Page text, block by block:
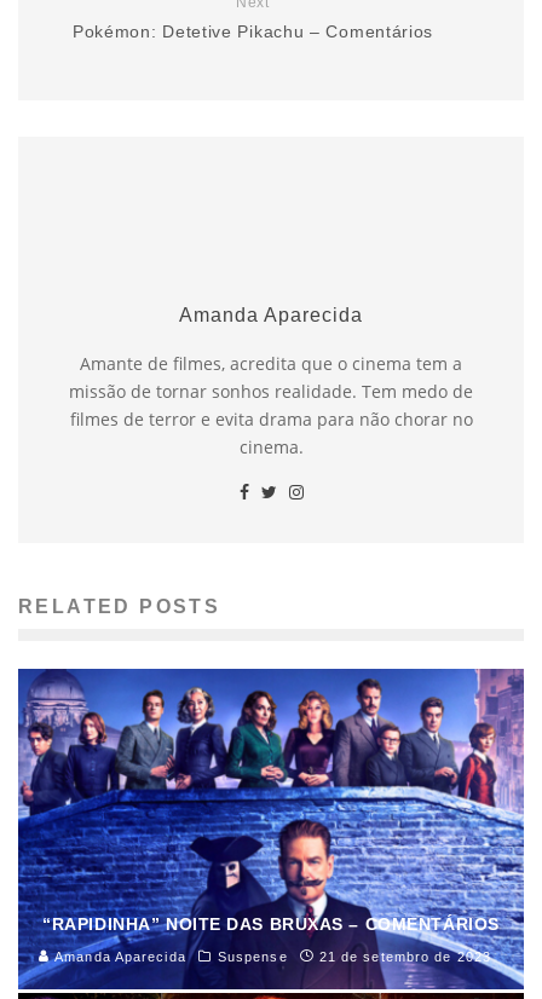
Pokémon: Detetive Pikachu – Comentários
Amanda Aparecida
Amante de filmes, acredita que o cinema tem a
missão de tornar sonhos realidade. Tem medo de
filmes de terror e evita drama para não chorar no
cinema.
RELATED POSTS
“RAPIDINHA” NOITE DAS BRUXAS – COMENTÁRIOS
Amanda Aparecida Suspense 21 de setembro de 2023